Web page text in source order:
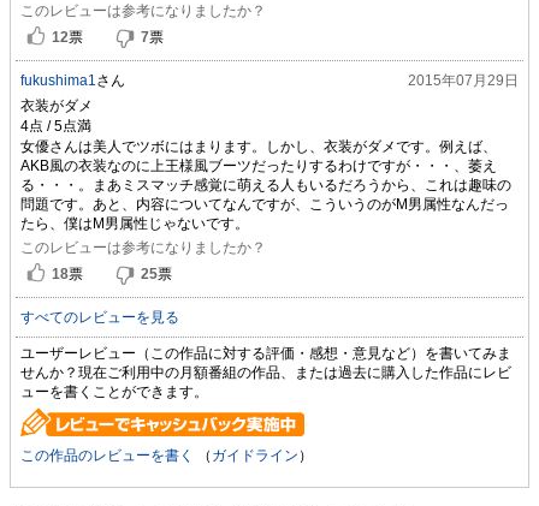
このレビューは参考になりましたか？
12票 7票
fukushima1 さん
2015年07月29日
衣装がダメ
女優さんは美人でツボにはまります。しかし、衣装がダメです。例えば、
AKB風の衣装なのに上王様風ブーツだったりするわけですが・・・、萎え
る・・・。まあミスマッチ感覚に萌える人もいるだろうから、これは趣味の
問題です。あと、内容についてなんですが、こういうのがM男属性なんだっ
たら、僕はM男属性じゃないです。
このレビューは参考になりましたか？
18票 25票
すべてのレビューを見る
ユーザーレビュー（この作品に対する評価・感想・意見など）を書いてみま
せんか？現在ご利用中の月額番組の作品、または過去に購入した作品にレビ
ューを書くことができます。
この作品のレビューを書く （ ガイドライン ）